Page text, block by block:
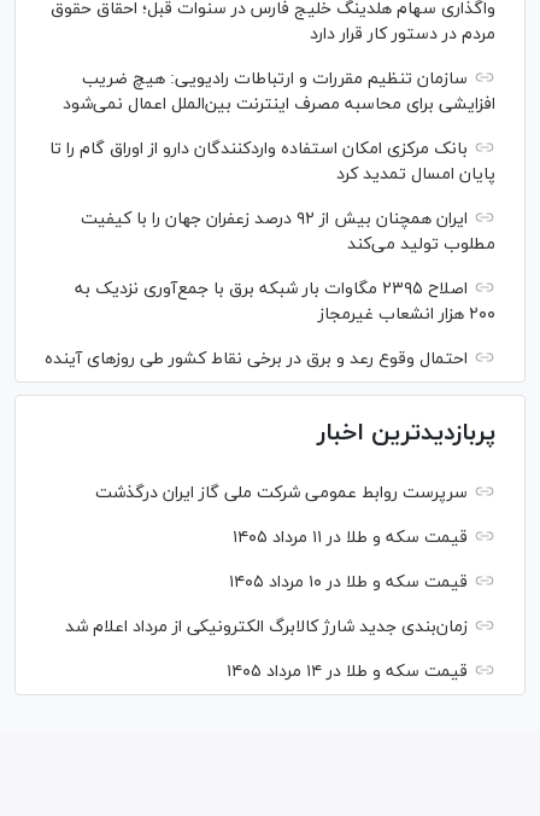
واگذاری سهام هلدینگ خلیج فارس در سنوات قبل؛ احقاق حقوق
مردم در دستور کار قرار دارد
سازمان تنظیم مقررات و ارتباطات رادیویی: هیچ ضریب
افزایشی برای محاسبه مصرف اینترنت بین‌الملل اعمال نمی‌شود
بانک مرکزی امکان استفاده واردکنندگان دارو از اوراق گام را تا
پایان امسال تمدید کرد
ایران همچنان بیش از ۹۲ درصد زعفران جهان را با کیفیت
مطلوب تولید می‌کند
اصلاح ۲۳۹۵ مگاوات بار شبکه برق با جمع‌آوری نزدیک به
۲۰۰ هزار انشعاب غیرمجاز
احتمال وقوع رعد و برق در برخی نقاط کشور طی روز‌های آینده
پربازدیدترین اخبار
سرپرست روابط عمومی شرکت ملی گاز ایران درگذشت
قیمت سکه و طلا در ۱۱ مرداد ۱۴۰۵
قیمت سکه و طلا در ۱۰ مرداد ۱۴۰۵
زمان‌بندی جدید شارژ کالابرگ الکترونیکی از مرداد اعلام شد
قیمت سکه و طلا در ۱۴ مرداد ۱۴۰۵